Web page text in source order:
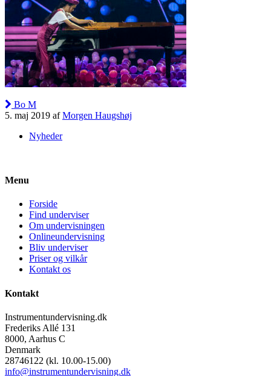
Bo M
5. maj 2019 afMorgen Haugshøj
Nyheder
Menu
Forside
Find underviser
Om undervisningen
Onlineundervisning
Bliv underviser
Priser og vilkår
Kontakt os
Kontakt
Instrumentundervisning.dk
Frederiks Allé 131
8000, Aarhus C
Denmark
28746122 (kl. 10.00-15.00)
info@instrumentundervisning.dk